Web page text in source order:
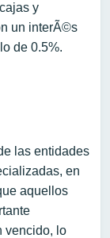
y
un interÃ©s
de 0.5%.
las entidades
en
aquellos
vencido, lo